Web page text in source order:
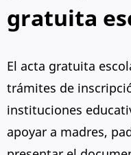
gratuita
El acta gratuita
trámites de
instituciones
apoyar a madres,